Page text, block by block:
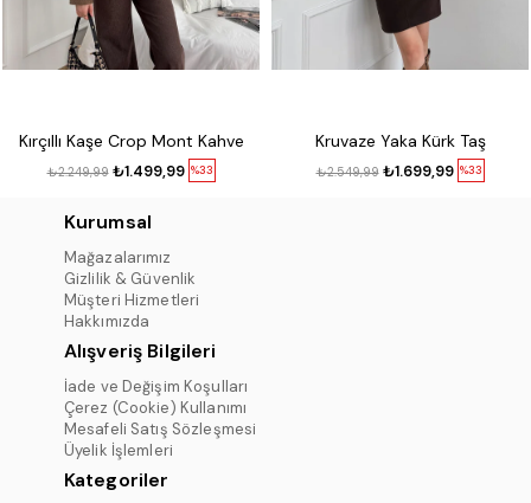
Kırçıllı Kaşe Crop Mont Kahve
%33
₺1.499,99
₺2.249,99
Kruvaze Yaka Kürk Taş
%33
₺1.699,99
₺2.549,99
Kurumsal
Mağazalarımız
Gizlilik & Güvenlik
Müşteri Hizmetleri
Hakkımızda
Alışveriş Bilgileri
İade ve Değişim Koşulları
Çerez (Cookie) Kullanımı
Mesafeli Satış Sözleşmesi
Üyelik İşlemleri
Kategoriler